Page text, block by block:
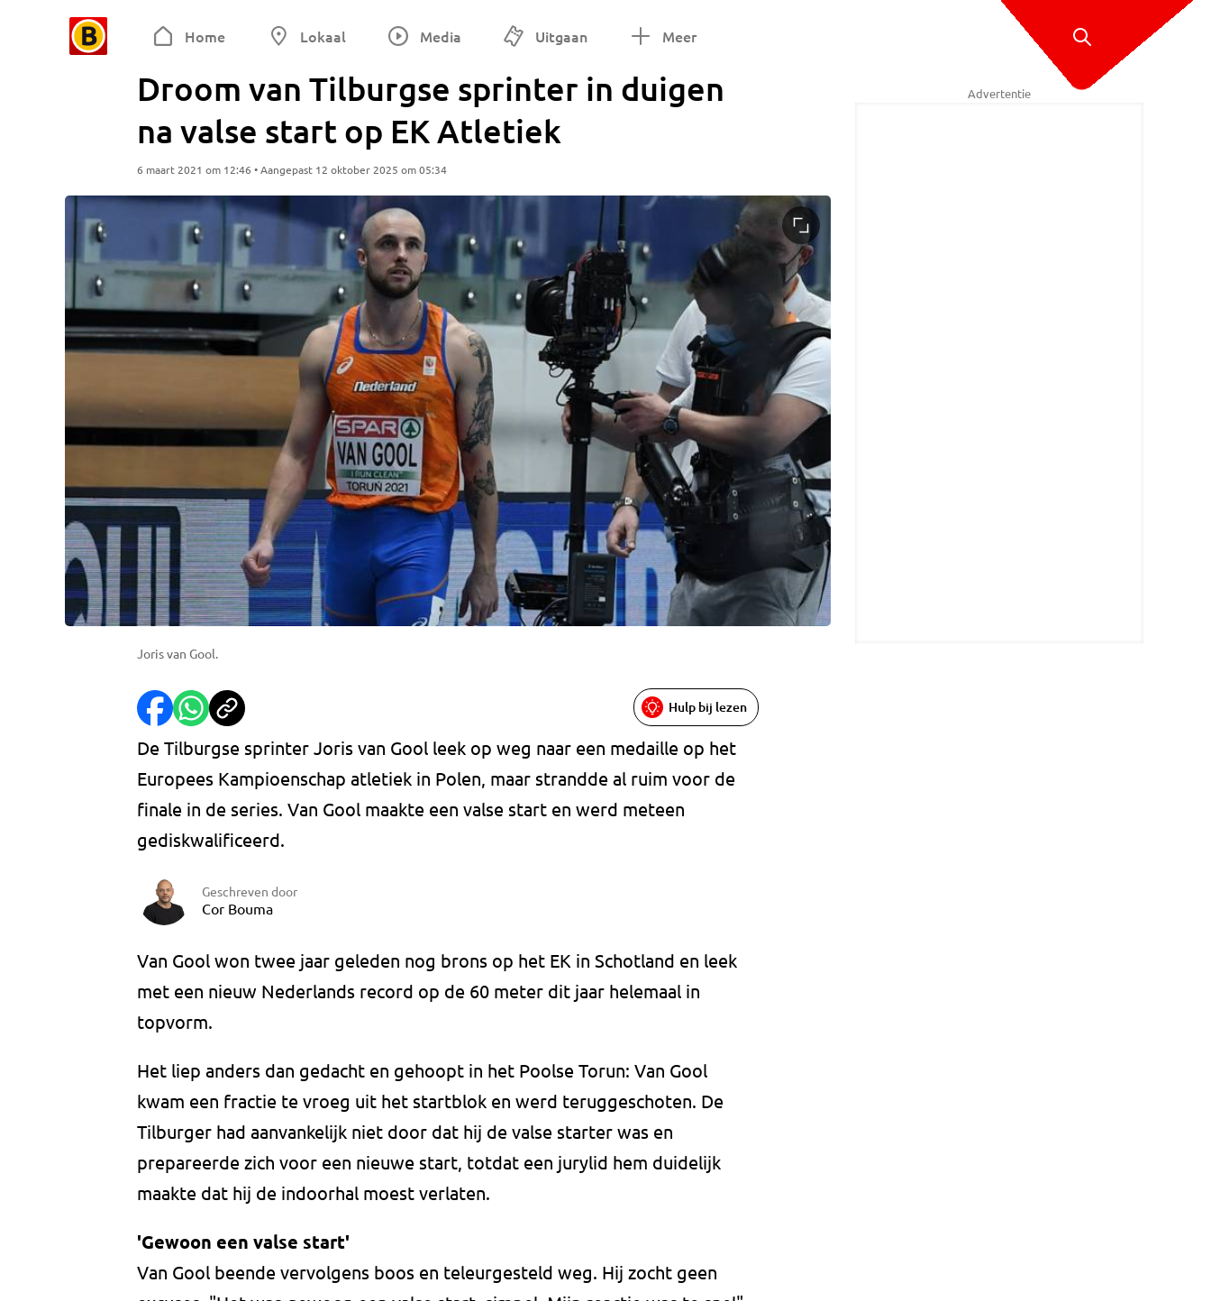
Home Lokaal Media Uitgaan Meer
Droom van Tilburgse sprinter in duigen
na valse start op EK Atletiek
6 maart 2021 om 12:46 • Aangepast 12 oktober 2025 om 05:34
Joris van Gool.
Hulp bij lezen
De Tilburgse sprinter Joris van Gool leek op weg naar een medaille op het
Europees Kampioenschap atletiek in Polen, maar strandde al ruim voor de
finale in de series. Van Gool maakte een valse start en werd meteen
gediskwalificeerd.
Geschreven door
Cor Bouma
Van Gool won twee jaar geleden nog brons op het EK in Schotland en leek
met een nieuw Nederlands record op de 60 meter dit jaar helemaal in
topvorm.
Het liep anders dan gedacht en gehoopt in het Poolse Torun: Van Gool
kwam een fractie te vroeg uit het startblok en werd teruggeschoten. De
Tilburger had aanvankelijk niet door dat hij de valse starter was en
prepareerde zich voor een nieuwe start, totdat een jurylid hem duidelijk
maakte dat hij de indoorhal moest verlaten.
'Gewoon een valse start'
Van Gool beende vervolgens boos en teleurgesteld weg. Hij zocht geen
Advertentie